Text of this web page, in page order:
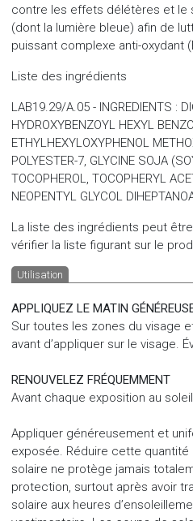
contre les effets délétères et le
(dont la lumière bleue) afin de
puissant complexe anti-oxydant
Liste des ingrédients
LAB19.29/A.05 - INGREDIENTS :
HYDROXYBENZOYL HEXYL
ETHYLHEXYLOXYPHENOL
POLYESTER-7, GLYCINE SOJA
TOCOPHEROL, TOCOPHERYL
NEOPENTYL GLYCOL
La liste des ingrédients peut
vérifier la liste figurant sur le
Utilisation
APPLIQUEZ LE MATIN
Sur toutes les zones du visage
avant d’appliquer sur le visage.
RENOUVELEZ FRÉQUEMMENT
Avant chaque exposition au
Appliquer généreusement et
exposée. Réduire cette
solaire ne protège jamais
protection, surtout après avoir
solaire aux heures